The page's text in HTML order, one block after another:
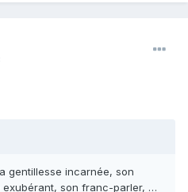
gentillesse incarnée, son
son franc-parler, …